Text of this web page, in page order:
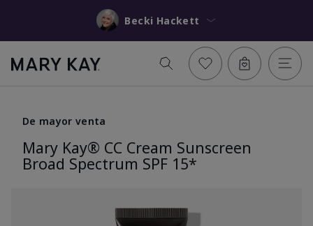
Becki Hackett
De mayor venta
Mary Kay® CC Cream Sunscreen
Broad Spectrum SPF 15*